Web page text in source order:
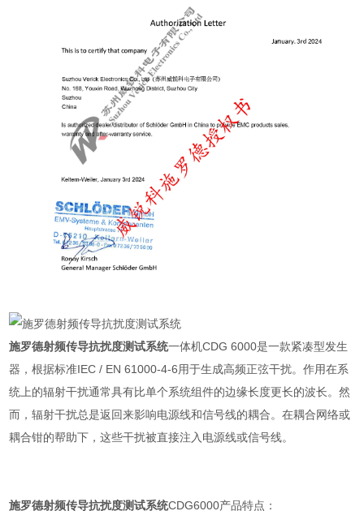
施罗德射频传导抗扰度测试系统一体机CDG 6000是一款紧凑型发生
器，根据标准IEC / EN 61000-4-6用于生成高频正弦干扰。作用在系
统上的辐射干扰通常具有比单个系统组件的边缘长度更长的波长。然
而，辐射干扰总是返回来影响电源线和信号线的耦合。在耦合网络或
耦合钳的帮助下，这些干扰被直接注入电源线或信号线。
施罗德射频传导抗扰度测试系统CDG6000产品特点：